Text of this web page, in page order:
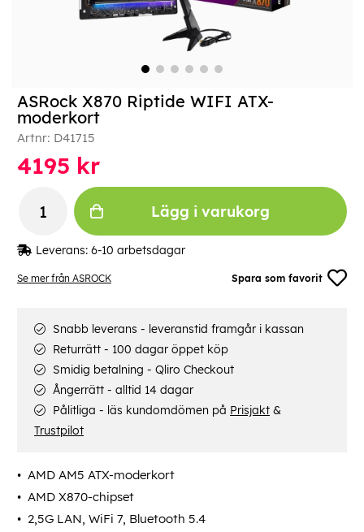
Se mer från ASROCK Spara som favorit
ASRock X870 Riptide WIFI ATX-
moderkort
Artnr: D41715
AMD AM5 ATX-moderkort
AMD X870-chipset
2,5G LAN, WiFi 7, Bluetooth 5.4
4195 kr
Lägg i varukorg
Leverans: 6-10 arbetsdagar
Snabb leverans - leveranstid framgår i kassan
Returrätt - 100 dagar öppet köp
Smidig betalning - Qliro Checkout
Ångerrätt - alltid 14 dagar
Pålitliga - läs kundomdömen på Prisjakt &
Trustpilot